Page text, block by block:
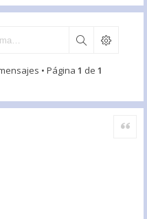
• Página 1 de 1
Citar